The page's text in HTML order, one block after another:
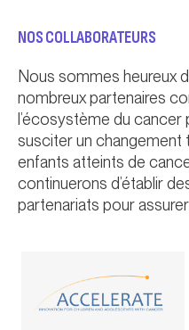
NOS COLLABORATEURS
Nous sommes heureux
nombreux partenaires
l’écosystème du
susciter un
enfants atteints de
continuerons d’établir
partenariats pour